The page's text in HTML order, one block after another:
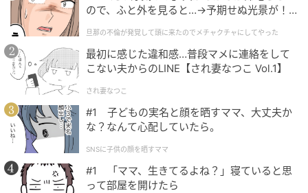
ので、ふと外を見ると…→予期せぬ光景が！
クチャにしてやった
旦那の不倫が発覚して頭に来たのでメチャクチャにしてやった
最初に感じた違和感…普段マメに連絡をして
こない夫からのLINE【され妻なつこ Vol.1】
され妻なつこ
#1 子どもの実名と顔を晒すママ、大丈夫か
な？なんて心配していたら。
SNSに子供の顔を晒すママ
#1 「ママ、生きてるよね？」寝ていると思
って部屋を開けたら